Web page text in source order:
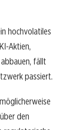
hochvolatiles
Aktien,
fällt
passiert.
den